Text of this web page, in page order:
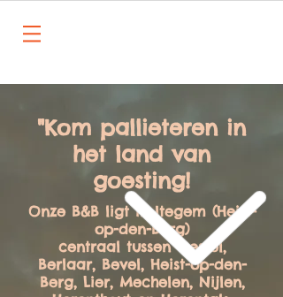
"Kom pallieteren in
het land van
goesting!
Onze B&B ligt in Itegem (Heist-
op-den-Berg)
centraal tussen Gestel,
Berlaar, Bevel, Heist-op-den-
Berg, Lier, Mechelen, Nijlen,